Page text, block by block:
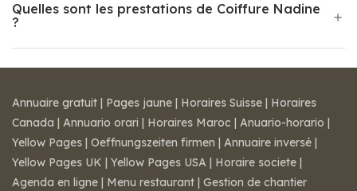
Quelles sont les prestations de Coiffure Nadine
?
Annuaire gratuit | Pages jaune | Horaires Suisse | Horaires
Canada | Annuario orari | Horaires Maroc | Anuario-horario |
Yellow Pages | Oeffnungszeiten firmen | Annuaire inversé |
Yellow Pages UK | Yellow Pages USA | Horaire societe |
Agenda en ligne | Menu restaurant | Gestion de chantier